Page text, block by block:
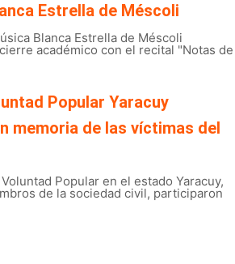
Estrella de Méscoli
Blanca Estrella de Méscoli
académico con el recital "Notas de
Popular Yaracuy
memoria de las víctimas del
Popular en el estado Yaracuy,
de la sociedad civil, participaron